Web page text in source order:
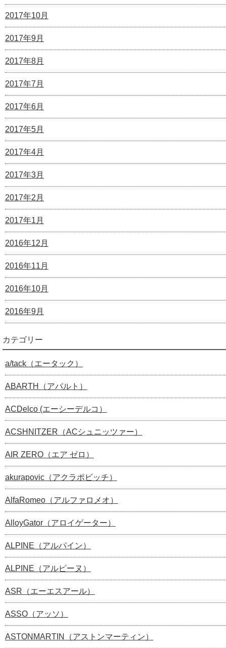
2017年10月
2017年9月
2017年8月
2017年7月
2017年6月
2017年5月
2017年4月
2017年3月
2017年2月
2017年1月
2016年12月
2016年11月
2016年10月
2016年9月
カテゴリー
a/tack（エータック）
ABARTH（アバルト）
ACDelco (エーシーデルコ）
ACSHNITZER（ACシュニッツァー）
AIR ZERO（エア ゼロ）
akurapovic（アクラポビッチ）
AlfaRomeo（アルファロメオ）
AlloyGator（アロイゲーター）
ALPINE（アルパイン）
ALPINE（アルピーヌ）
ASR（エーエスアール）
ASSO（アッソ）
ASTONMARTIN（アストンマーティン）